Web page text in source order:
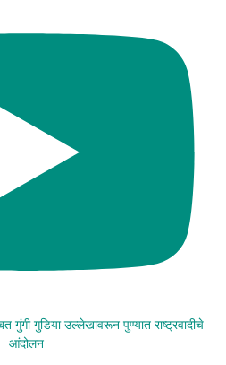
गुंगी गुडिया उल्लेखावरून पुण्यात राष्ट्रवादीचे
आंदोलन